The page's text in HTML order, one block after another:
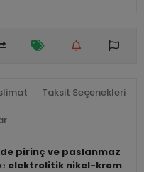
Taksit Seçenekleri
pirinç ve paslanmaz
elektrolitik nikel-krom